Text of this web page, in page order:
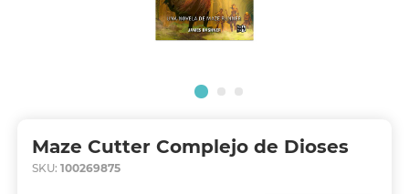
Maze Cutter Complejo de Dioses
SKU: 100269875